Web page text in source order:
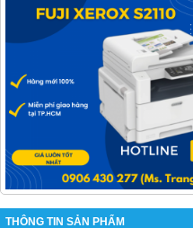
THÔNG TIN SẢN PHẨM